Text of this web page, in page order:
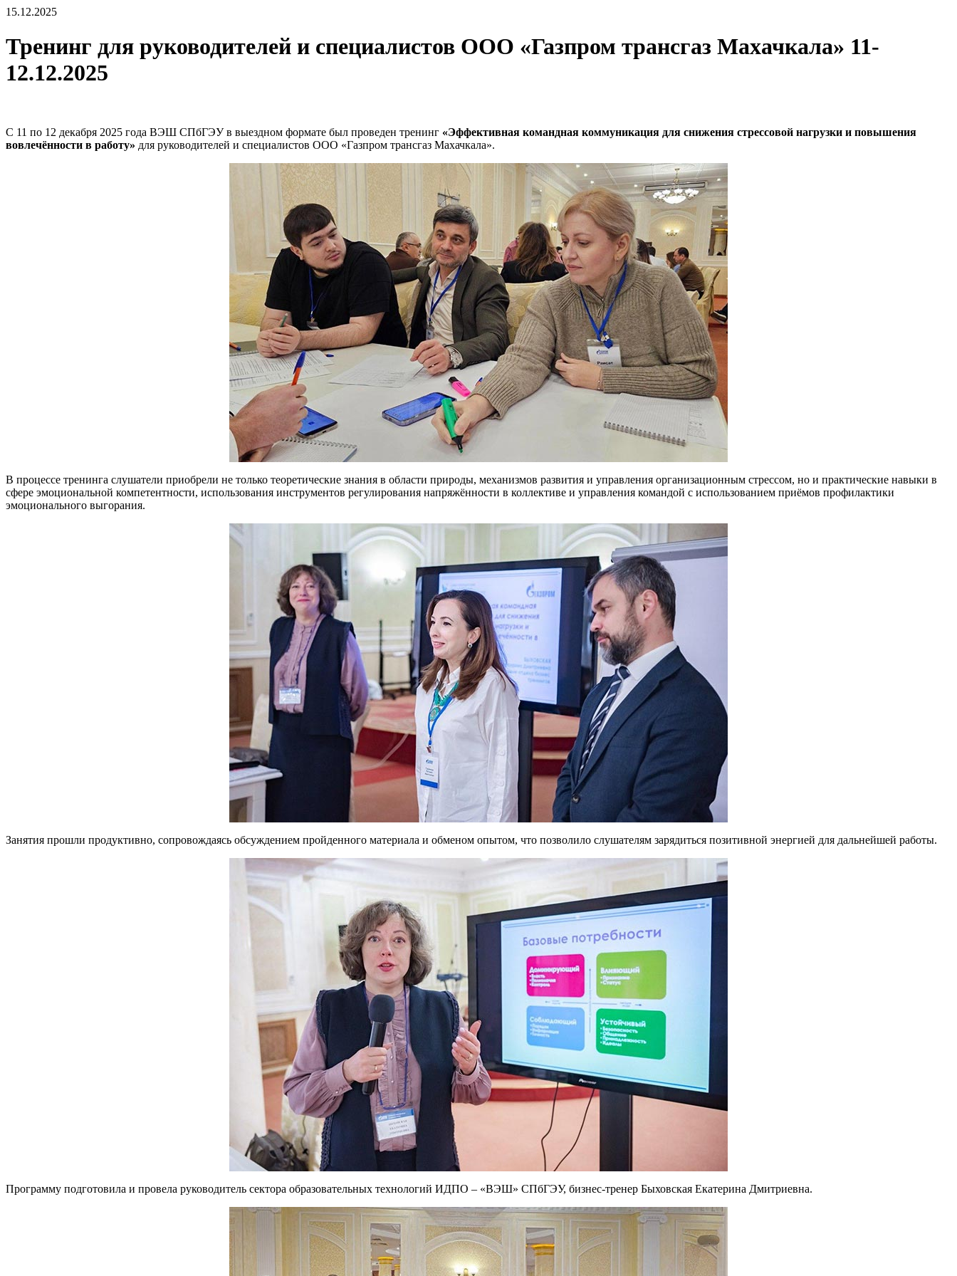
15.12.2025
Тренинг для руководителей и специалистов ООО «Газпром трансгаз Махачкала» 11-
12.12.2025
С 11 по 12 декабря 2025 года ВЭШ СПбГЭУ в выездном формате был проведен тренинг «Эффективная командная коммуникация для снижения стрессовой нагрузки и повышения
вовлечённости в работу» для руководителей и специалистов ООО «Газпром трансгаз Махачкала».
В процессе тренинга слушатели приобрели не только теоретические знания в области природы, механизмов развития и управления организационным стрессом, но и практические навыки в
сфере эмоциональной компетентности, использования инструментов регулирования напряжённости в коллективе и управления командой с использованием приёмов профилактики
эмоционального выгорания.
Занятия прошли продуктивно, сопровождаясь обсуждением пройденного материала и обменом опытом, что позволило слушателям зарядиться позитивной энергией для дальнейшей работы.
Программу подготовила и провела руководитель сектора образовательных технологий ИДПО – «ВЭШ» СПбГЭУ, бизнес-тренер Быховская Екатерина Дмитриевна.